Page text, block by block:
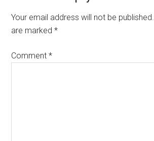
Interactions
Your email address will not be published.
are marked*
Comment*